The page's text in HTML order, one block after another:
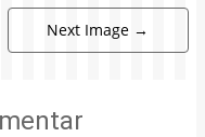
Next Image →